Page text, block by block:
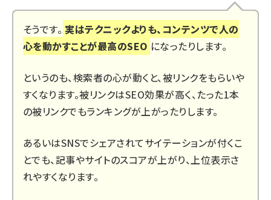
そうです。 実はテクニックよりも、コンテンツで人の
心を動かすことが最高のSEO になったりします。
というのも、検索者の心が動くと、被リンクをもらいや
すくなります。被リンクはSEO効果が高く、たった1本
の被リンクでもランキングが上がったりします。
あるいはSNSでシェアされてサイテーションが付くこ
とでも、記事やサイトのスコアが上がり、上位表示さ
れやすくなります。